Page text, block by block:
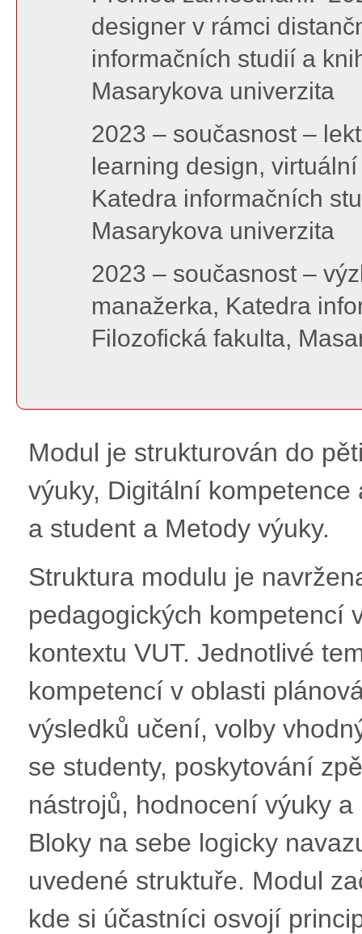
designer v rámci
informačních studií a
Masarykova univerzita
2023 – současnost –
learning design,
Katedra informačních
Masarykova univerzita
2023 – současnost –
manažerka, Katedra
Filozofická fakulta,
Modul je strukturován do
výuky, Digitální
a student a Metody výuky.
Struktura modulu je
pedagogických kompetencí
kontextu VUT. Jednotlivé
kompetencí v oblasti
výsledků učení, volby
se studenty, poskytování
nástrojů, hodnocení výuky
Bloky na sebe logicky
uvedené struktuře. Modul
kde si účastníci osvojí